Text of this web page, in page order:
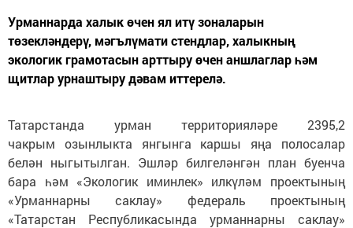
Урманнарда халык өчен ял итү зоналарын
төзекләндерү, мәгълүмати стендлар, халыкның
экологик грамотасын арттыру өчен аншлаглар һәм
щитлар урнаштыру дәвам иттерелә.
Татарстанда урман территорияләре 2395,2
чакрым озынлыкта янгынга каршы яңа полосалар
белән ныгытылган. Эшләр билгеләнгән план буенча
бара һәм «Экологик иминлек» илкүләм проектының
«Урманнарны саклау» федераль проектының
«Татарстан Республикасында урманнарны саклау»